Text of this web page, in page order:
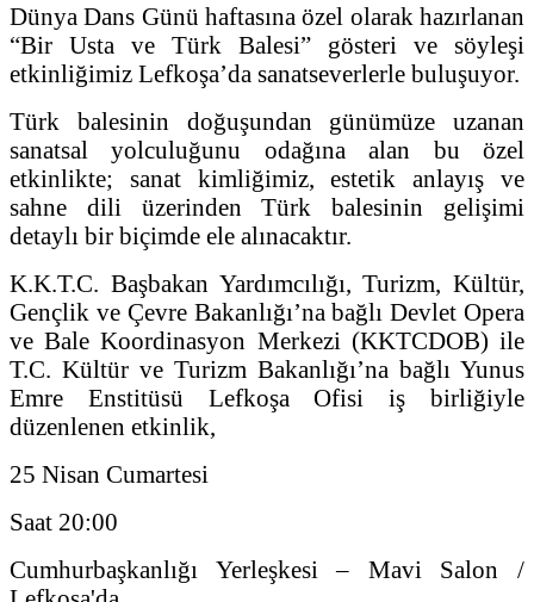
Dünya Dans Günü haftasına özel olarak hazırlanan
“Bir Usta ve Türk Balesi” gösteri ve söyleşi
etkinliğimiz Lefkoşa’da sanatseverlerle buluşuyor.
Türk balesinin doğuşundan günümüze uzanan
sanatsal yolculuğunu odağına alan bu özel
etkinlikte; sanat kimliğimiz, estetik anlayış ve
sahne dili üzerinden Türk balesinin gelişimi
detaylı bir biçimde ele alınacaktır.
K.K.T.C. Başbakan Yardımcılığı, Turizm, Kültür,
Gençlik ve Çevre Bakanlığı’na bağlı Devlet Opera
ve Bale Koordinasyon Merkezi (KKTCDOB) ile
T.C. Kültür ve Turizm Bakanlığı’na bağlı Yunus
Emre Enstitüsü Lefkoşa Ofisi iş birliğiyle
düzenlenen etkinlik,
25 Nisan Cumartesi
Saat 20:00
Cumhurbaşkanlığı Yerleşkesi – Mavi Salon /